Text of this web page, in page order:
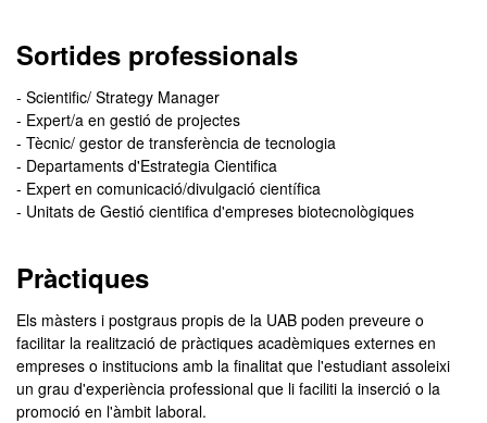
Sortides professionals
- Scientific/ Strategy Manager
- Expert/a en gestió de projectes
- Tècnic/ gestor de transferència de tecnologia
- Departaments d'Estrategia Cientifica
- Expert en comunicació/divulgació científica
- Unitats de Gestió cientifica d'empreses biotecnològiques
Pràctiques
Els màsters i postgraus propis de la UAB poden preveure o
facilitar la realització de pràctiques acadèmiques externes en
empreses o institucions amb la finalitat que l'estudiant assoleixi
un grau d'experiència professional que li faciliti la inserció o la
promoció en l'àmbit laboral.